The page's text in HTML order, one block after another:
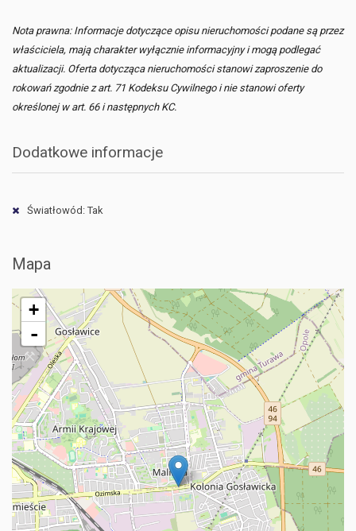
Nota prawna: Informacje dotyczące opisu nieruchomości podane są przez
właściciela, mają charakter wyłącznie informacyjny i mogą podlegać
aktualizacji. Oferta dotycząca nieruchomości stanowi zaproszenie do
rokowań zgodnie z art. 71 Kodeksu Cywilnego i nie stanowi oferty
określonej w art. 66 i następnych KC.
Dodatkowe informacje
Światłowód: Tak
Mapa
+
-